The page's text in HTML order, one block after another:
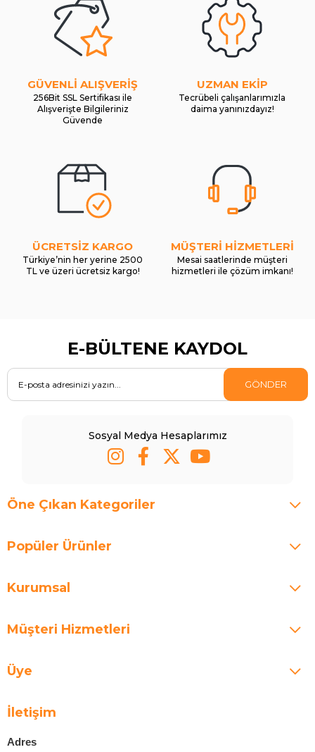
GÜVENLİ ALIŞVERİŞ
256Bit SSL Sertifikası ile
Alışverişte Bilgileriniz
Güvende
UZMAN EKİP
Tecrübeli çalışanlarımızla
daima yanınızdayız!
ÜCRETSİZ KARGO
Türkiye’nin her yerine 2500
TL ve üzeri ücretsiz kargo!
MÜŞTERİ HİZMETLERİ
Mesai saatlerinde müşteri
hizmetleri ile çözüm imkanı!
E-BÜLTENE KAYDOL
GÖNDER
Sosyal Medya Hesaplarımız
Öne Çıkan Kategoriler
Popüler Ürünler
Kurumsal
Müşteri Hizmetleri
Üye
İletişim
Adres